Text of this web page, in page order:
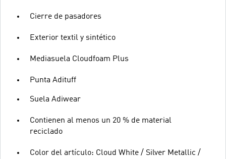
Cierre de pasadores
Exterior textil y sintético
Mediasuela Cloudfoam Plus
Punta Adituff
Suela Adiwear
Contienen al menos un 20 % de material
reciclado
Color del artículo: Cloud White / Silver Metallic /